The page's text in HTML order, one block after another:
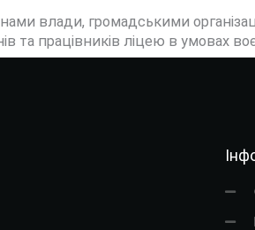
влади, громадськими
та працівників ліцею в умовах